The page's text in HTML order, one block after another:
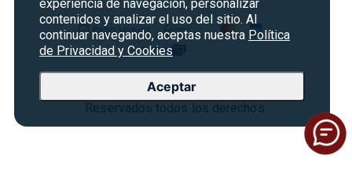
experiencia de navegación, personalizar
contenidos y analizar el uso del sitio. Al
continuar navegando, aceptas nuestra Política
de Privacidad y Cookies
Aceptar
Seguridad del sitio
Política de Privacidad
Condiciones ofertas
Terminos Legales
Rebajas
Copyright © 2026 Almacenes Siman Nicaragua.